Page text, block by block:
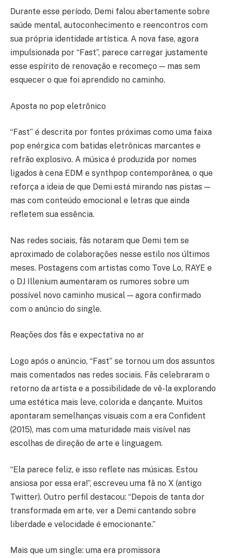
Durante esse período, Demi falou abertamente sobre
saúde mental, autoconhecimento e reencontros com
sua própria identidade artística. A nova fase, agora
impulsionada por “Fast”, parece carregar justamente
esse espírito de renovação e recomeço — mas sem
esquecer o que foi aprendido no caminho.
Aposta no pop eletrônico
“Fast” é descrita por fontes próximas como uma faixa
pop enérgica com batidas eletrônicas marcantes e
refrão explosivo. A música é produzida por nomes
ligados à cena EDM e synthpop contemporânea, o que
reforça a ideia de que Demi está mirando nas pistas —
mas com conteúdo emocional e letras que ainda
refletem sua essência.
Nas redes sociais, fãs notaram que Demi tem se
aproximado de colaborações nesse estilo nos últimos
meses. Postagens com artistas como Tove Lo, RAYE e
o DJ Illenium aumentaram os rumores sobre um
possível novo caminho musical — agora confirmado
com o anúncio do single.
Reações dos fãs e expectativa no ar
Logo após o anúncio, “Fast” se tornou um dos assuntos
mais comentados nas redes sociais. Fãs celebraram o
retorno da artista e a possibilidade de vê-la explorando
uma estética mais leve, colorida e dançante. Muitos
apontaram semelhanças visuais com a era Confident
(2015), mas com uma maturidade mais visível nas
escolhas de direção de arte e linguagem.
“Ela parece feliz, e isso reflete nas músicas. Estou
ansiosa por essa era!”, escreveu uma fã no X (antigo
Twitter). Outro perfil destacou: “Depois de tanta dor
transformada em arte, ver a Demi cantando sobre
liberdade e velocidade é emocionante.”
Mais que um single: uma era promissora